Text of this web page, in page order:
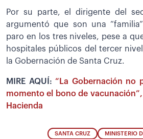
Por su parte, el dirigente del
argumentó que son una
paro en los tres niveles, pese a
hospitales públicos del tercer
la Gobernación de Santa Cruz.
MIRE AQUÍ: “La Gobernación no
momento el bono de
Hacienda
SANTA CRUZ MINISTERIO